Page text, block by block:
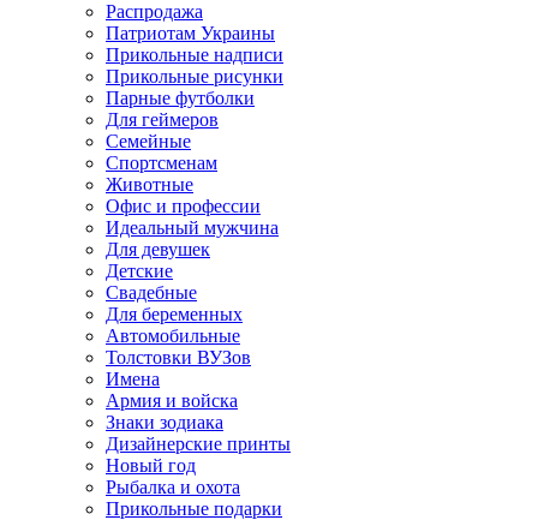
Распродажа
Патриотам Украины
Прикольные надписи
Прикольные рисунки
Парные футболки
Для геймеров
Семейные
Спортсменам
Животные
Офис и профессии
Идеальный мужчина
Для девушек
Детские
Свадебные
Для беременных
Автомобильные
Толстовки ВУЗов
Имена
Армия и войска
Знаки зодиака
Дизайнерские принты
Новый год
Рыбалка и охота
Прикольные подарки